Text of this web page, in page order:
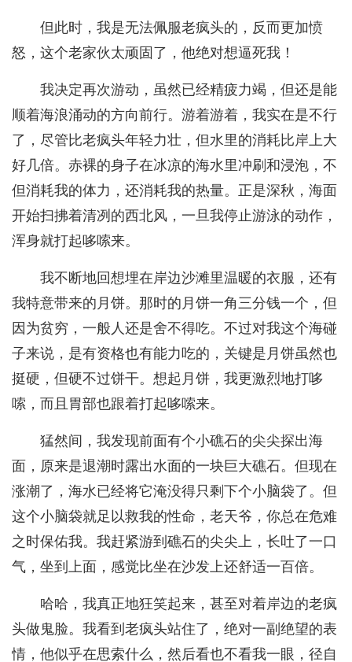
但此时，我是无法佩服老疯头的，反而更加愤
怒，这个老家伙太顽固了，他绝对想逼死我！
我决定再次游动，虽然已经精疲力竭，但还是能
顺着海浪涌动的方向前行。游着游着，我实在是不行
了，尽管比老疯头年轻力壮，但水里的消耗比岸上大
好几倍。赤裸的身子在冰凉的海水里冲刷和浸泡，不
但消耗我的体力，还消耗我的热量。正是深秋，海面
开始扫拂着清冽的西北风，一旦我停止游泳的动作，
浑身就打起哆嗦来。
我不断地回想埋在岸边沙滩里温暖的衣服，还有
我特意带来的月饼。那时的月饼一角三分钱一个，但
因为贫穷，一般人还是舍不得吃。不过对我这个海碰
子来说，是有资格也有能力吃的，关键是月饼虽然也
挺硬，但硬不过饼干。想起月饼，我更激烈地打哆
嗦，而且胃部也跟着打起哆嗦来。
猛然间，我发现前面有个小礁石的尖尖探出海
面，原来是退潮时露出水面的一块巨大礁石。但现在
涨潮了，海水已经将它淹没得只剩下个小脑袋了。但
这个小脑袋就足以救我的性命，老天爷，你总在危难
之时保佑我。我赶紧游到礁石的尖尖上，长吐了一口
气，坐到上面，感觉比坐在沙发上还舒适一百倍。
哈哈，我真正地狂笑起来，甚至对着岸边的老疯
头做鬼脸。我看到老疯头站住了，绝对一副绝望的表
情，他似乎在思索什么，然后看也不看我一眼，径自